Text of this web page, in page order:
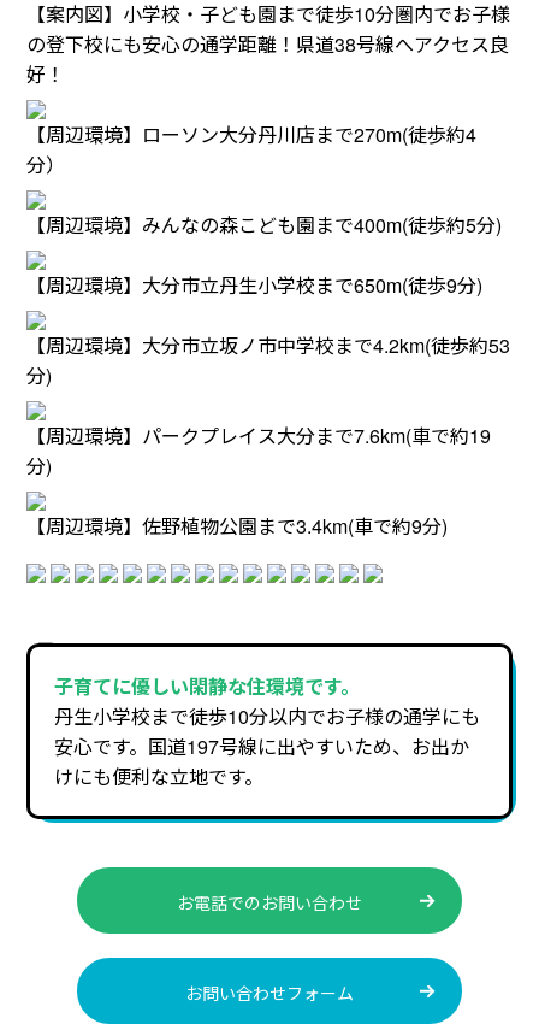
【案内図】小学校・子ども園まで徒歩10分圏内でお子様
の登下校にも安心の通学距離！県道38号線へアクセス良
好！
【周辺環境】ローソン大分丹川店まで270m(徒歩約4
分）
【周辺環境】みんなの森こども園まで400m(徒歩約5分)
【周辺環境】大分市立丹生小学校まで650m(徒歩9分)
【周辺環境】大分市立坂ノ市中学校まで4.2km(徒歩約53
分)
【周辺環境】パークプレイス大分まで7.6km(車で約19
分)
【周辺環境】佐野植物公園まで3.4km(車で約9分)
子育てに優しい閑静な住環境です。
丹生小学校まで徒歩10分以内でお子様の通学にも
安心です。国道197号線に出やすいため、お出か
けにも便利な立地です。
お電話でのお問い合わせ
お問い合わせフォーム